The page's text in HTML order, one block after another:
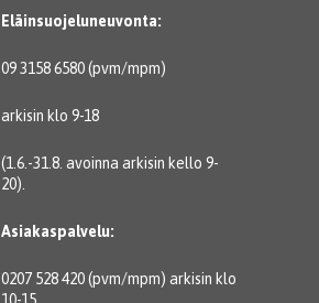
Eläinsuojeluneuvonta:
09 3158 6580 (pvm/mpm)
arkisin klo 9-18
(1.6.-31.8. avoinna arkisin kello 9-
20).
Asiakaspalvelu:
0207 528 420 (pvm/mpm) arkisin klo